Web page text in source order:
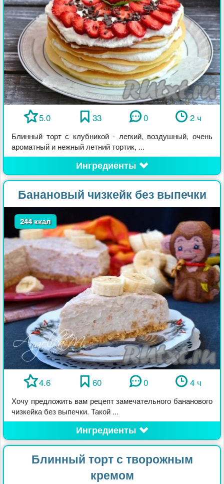
5.0 33 0 2 ч
Блинный торт с клубникой - легкий, воздушный, очень
ароматный и нежный летний тортик, ...
Ингредиенты
Банановый чизкейк без выпечки
244 ккал
4.6 60 0 4 ч
Хочу предложить вам рецепт замечательного бананового
чизкейка без выпечки. Такой ...
Ингредиенты
Блинный торт с творожным
кремом